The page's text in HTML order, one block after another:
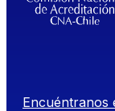
Encuéntranos